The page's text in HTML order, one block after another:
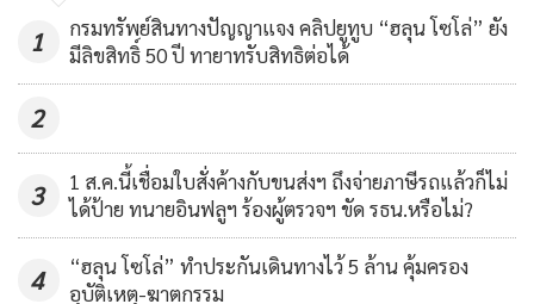
1
กรมทรัพย์สินทางปัญญาแจง คลิปยูทูบ “ฮลุน โซโล่” ยัง
มีลิขสิทธิ์ 50 ปี ทายาทรับสิทธิต่อได้
2
3
1 ส.ค.นี้เชื่อมใบสั่งค้างกับขนส่งฯ ถึงจ่ายภาษีรถแล้วก็ไม่
ได้ป้าย ทนายอินฟลูฯ ร้องผู้ตรวจฯ ขัด รธน.หรือไม่?
4
“ฮลุน โซโล่” ทำประกันเดินทางไว้ 5 ล้าน คุ้มครอง
อุบัติเหตุ-ฆาตกรรม